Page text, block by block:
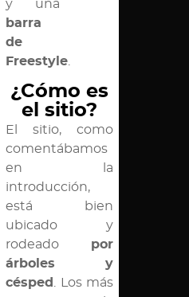
y una
barra
de
Freestyle
¿Cómo es
el sitio?
El sitio, como
comentábamos
en la
introducción,
está bien
ubicado y
rodeado por
árboles y
césped
. Los más